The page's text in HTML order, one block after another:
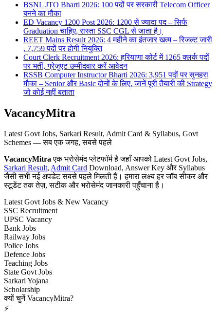
BSNL JTO Bharti 2026: 100 पदों पर सरकारी Telecom Officer
बनने का मौका
ED Vacancy 1200 Post 2026: 1200 से ज्यादा पद – सिर्फ
Graduation चाहिए, रास्ता SSC CGL से जाता है।
REET Mains Result 2026: 4 महीने का इंतजार खत्म – रिजल्ट जारी
, 7,759 पदों पर होगी नियुक्ति
Court Clerk Recruitment 2026: हरियाणा कोर्ट में 1265 क्लर्क पदों
पर भर्ती, ग्रेजुएट उम्मीदवार करें आवेदन
RSSB Computer Instructor Bharti 2026: 3,951 पदों पर सुनहरा
मौका – Senior और Basic दोनों के लिए, जानें पूरी तैयारी की Strategy
जो कोई नहीं बताता
VacancyMitra
Latest Govt Jobs, Sarkari Result, Admit Card & Syllabus, Govt
Schemes — सब एक जगह, सबसे पहले
VacancyMitra एक भरोसेमंद प्लेटफॉर्म है जहाँ आपको Latest Govt Jobs,
Sarkari Result, Admit Card Download, Answer Key और Syllabus
जैसी सभी नई अपडेट सबसे पहले मिलती हैं। हमारा लक्ष्य हर जॉब सीकर और
स्टूडेंट तक तेज़, सटीक और भरोसेमंद जानकारी पहुँचाना है।
Latest Govt Jobs & New Vacancy
SSC Recruitment
UPSC Vacancy
Bank Jobs
Railway Jobs
Police Jobs
Defence Jobs
Teaching Jobs
State Govt Jobs
Sarkari Yojana
Scholarship
क्यों चुनें VacancyMitra?
⚡